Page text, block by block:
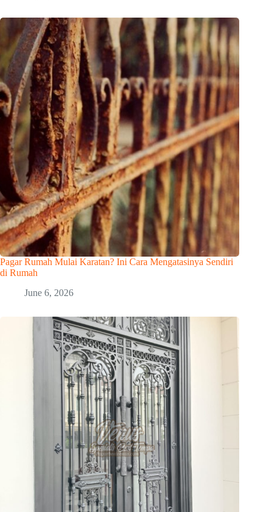
Pagar Rumah Mulai Karatan? Ini Cara Mengatasinya Sendiri
di Rumah
June 6, 2026